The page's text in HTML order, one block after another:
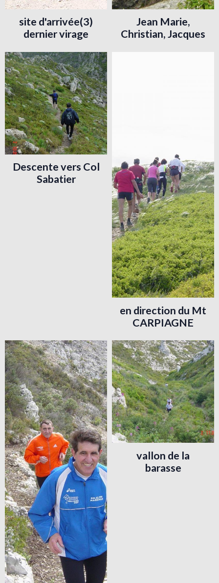
site d'arrivée(3)
dernier virage
Jean Marie,
Christian, Jacques
Descente vers Col
Sabatier
en direction du Mt
CARPIAGNE
vallon de la
barasse